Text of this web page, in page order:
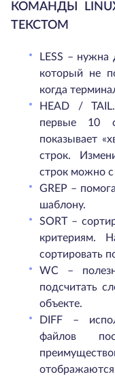
КОМАНДЫ
ТЕКСТОМ
LESS – нужна
который не
когда
HEAD /
первые 10
показывает
строк.
строк можно
GREP –
шаблону.
SORT –
критериям.
сортировать
WC –
подсчитать
объекте.
DIFF –
файлов